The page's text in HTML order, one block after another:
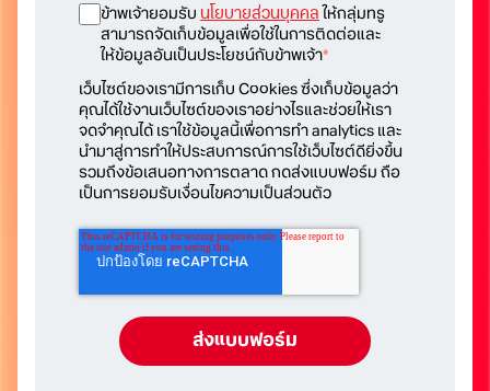
ข้าพเจ้ายอมรับนโยบายส่วนบุคคลให้กลุ่มทรู
สามารถจัดเก็บข้อมูลเพื่อใช้ในการติดต่อและ
ให้ข้อมูลอันเป็นประโยชน์กับข้าพเจ้า*
เว็บไซต์ของเรามีการเก็บ Cookies ซึ่งเก็บข้อมูลว่า
คุณได้ใช้งานเว็บไซต์ของเราอย่างไรและช่วยให้เรา
จดจำคุณได้ เราใช้ข้อมูลนี้เพื่อการทำ analytics และ
นำมาสู่การทำให้ประสบการณ์การใช้เว็บไซต์ดียิ่งขึ้น
รวมถึงข้อเสนอทางการตลาด กดส่งแบบฟอร์ม ถือ
เป็นการยอมรับเงื่อนไขความเป็นส่วนตัว